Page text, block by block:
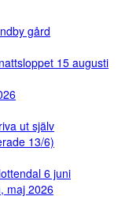
gård
15 augusti
ut själv
13/6)
6 juni
maj 2026